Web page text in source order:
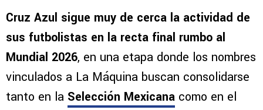
Cruz Azul sigue muy de cerca la actividad de
sus futbolistas en la recta final rumbo al
Mundial 2026, en una etapa donde los nombres
vinculados a La Máquina buscan consolidarse
tanto en la Selección Mexicana como en el